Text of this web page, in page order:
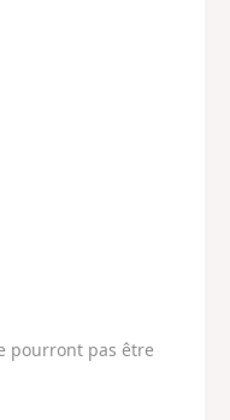
pourront pas être